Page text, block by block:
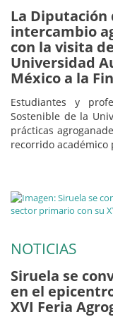
La Diputación
intercambio
con la visita
Universidad
México a la
Estudiantes y
Sostenible de la
prácticas
recorrido académico
NOTICIAS
Siruela se
en el
XVI Feria